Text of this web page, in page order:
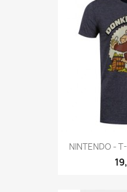
NINTENDO -